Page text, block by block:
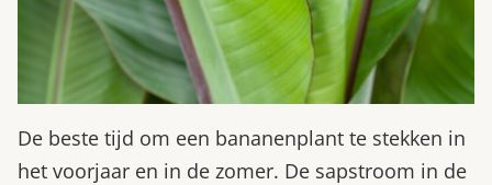
De beste tijd om een bananenplant te stekken in
het voorjaar en in de zomer. De sapstroom in de